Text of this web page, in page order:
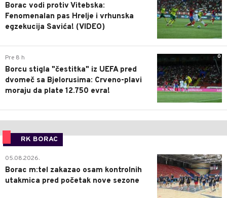
Borac vodi protiv Vitebska:
Fenomenalan pas Hrelje i vrhunska
egzekucija Savića! (VIDEO)
0
Pre 8 h
Borcu stigla "čestitka" iz UEFA pred
dvomeč sa Bjelorusima: Crveno-plavi
moraju da plate 12.750 evra!
RK BORAC
0
05.08.2026.
Borac m:tel zakazao osam kontrolnih
utakmica pred početak nove sezone